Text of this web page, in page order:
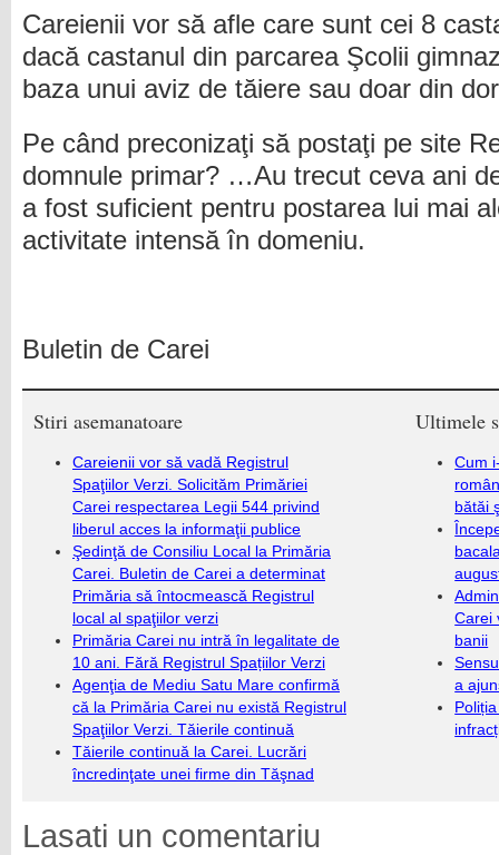
Careienii vor să afle care sunt cei 8
dacă castanul din parcarea Şcolii
baza unui aviz de tăiere sau doar din
Pe când preconizaţi să postaţi pe site
domnule primar? …Au trecut ceva ani
a fost suficient pentru postarea lui mai
activitate intensă în domeniu.
Buletin de Carei
Stiri asemanatoare
Careienii vor să vadă Registrul
Spaţiilor Verzi. Solicităm Primăriei
Carei respectarea Legii 544 privind
liberul acces la informaţii publice
Şedinţă de Consiliu Local la Primăria
Carei. Buletin de Carei a determinat
Primăria să întocmească Registrul
local al spaţiilor verzi
Primăria Carei nu intră în legalitate de
10 ani. Fără Registrul Spațiilor Verzi
Agenţia de Mediu Satu Mare confirmă
că la Primăria Carei nu există Registrul
Spaţiilor Verzi. Tăierile continuă
Tăierile continuă la Carei. Lucrări
încredinţate unei firme din Tăşnad
Ultimele
Cum
bătăi
Carei
banii
a
Lasati un comentariu